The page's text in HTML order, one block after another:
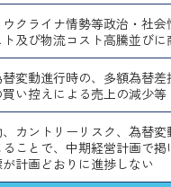
ウクライナ情勢等政治・社
及び物流コスト高騰並びに
変動進行時の、多額為替
い控えによる売上の減少等
カントリーリスク、為替変
ることで、中期経営計画で
計画どおりに進捗しない